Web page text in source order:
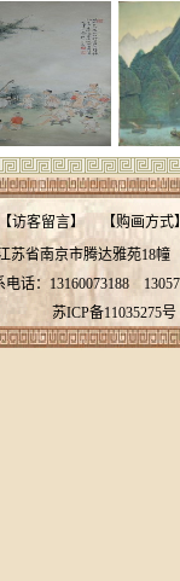
【访客留言】 【购画方式
苏省南京市腾达雅苑
话：13160073188
苏ICP备11035275号